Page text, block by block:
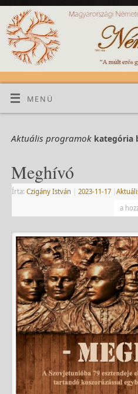
MENÜ
Aktuális programokkategória
Meghívó
Írta: Czigány István 2023-11-17
a